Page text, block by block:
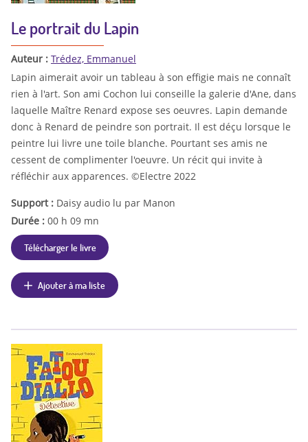
Le portrait du Lapin
Auteur : Trédez, Emmanuel
Lapin aimerait avoir un tableau à son effigie mais ne connaît
rien à l'art. Son ami Cochon lui conseille la galerie d'Ane, dans
laquelle Maître Renard expose ses oeuvres. Lapin demande
donc à Renard de peindre son portrait. Il est déçu lorsque le
peintre lui livre une toile blanche. Pourtant ses amis ne
cessent de complimenter l'oeuvre. Un récit qui invite à
réfléchir aux apparences. ©Electre 2022
Support : Daisy audio lu par Manon
Durée : 00 h 09 mn
Télécharger le livre
Ajouter à ma liste